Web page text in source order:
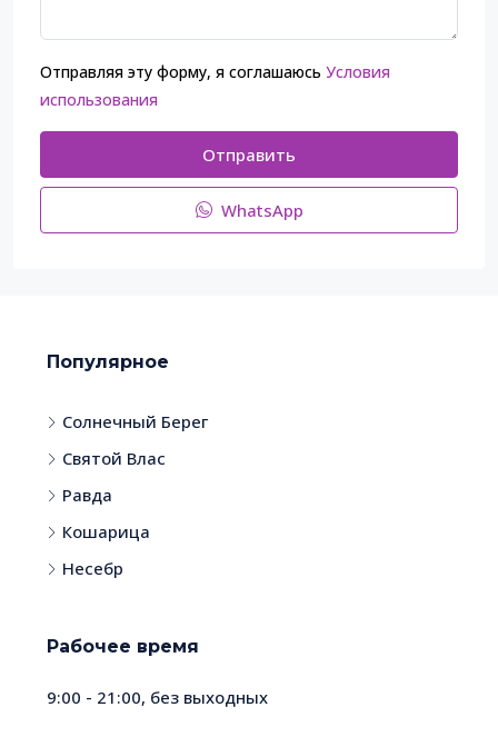
Отправляя эту форму, я соглашаюсь Условия
использования
Отправить
WhatsApp
Популярное
Солнечный Берег
Святой Влас
Равда
Кошарица
Несебр
Рабочее время
9:00 - 21:00, без выходных